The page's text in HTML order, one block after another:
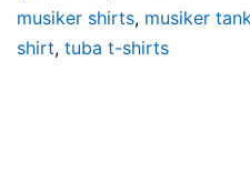
musiker shirts, musiker
shirt, tuba t-shirts